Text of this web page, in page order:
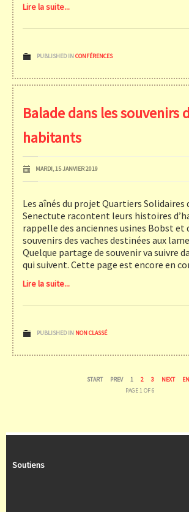
Lire la suite...
PUBLISHED INCONFÉRENCES
Balade dans les souvenirs
habitants
MARDI, 15 JANVIER 2019
Les aînés du projet Quartiers Solidaires
Senectute racontent leurs histoires
rappelle des anciennes usines Bobst et
souvenirs des vaches destinées aux
Quelque partage de souvenir va suivre
qui suivent. Cette page est encore en
Lire la suite...
PUBLISHED IN NON CLASSÉ
START PREV 1 2 3 NEXT
PAGE 1 OF 6
Soutiens